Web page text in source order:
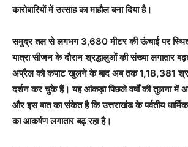
कारोबारियों में उत्साह का माहौल बना दिया है।
समुद्र तल से लगभग 3,680 मीटर की ऊंचाई पर
यात्रा सीजन के दौरान श्रद्धालुओं की संख्या लगातार
अप्रैल को कपाट खुलने के बाद अब तक1,18,381
दर्शन कर चुके हैं। यह आंकड़ा पिछले वर्षों की तुलना में
और इस बात का संकेत है कि उत्तराखंड के पर्वतीय
का आकर्षण लगातार बढ़ रहा है।